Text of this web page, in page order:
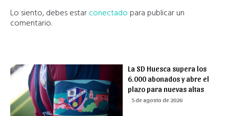
Lo siento, debes estarconectado para publicar un
comentario.
La SD Huesca supera los
6.000 abonados y abre el
plazo para nuevas altas
5 de agosto de 2026